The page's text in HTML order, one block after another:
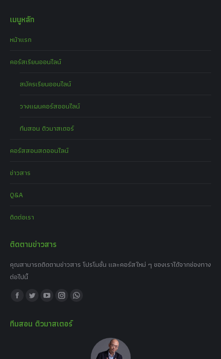
เมนูหลัก
หน้าแรก
คอร์สเรียนออนไลน์
สมัครเรียนออนไลน์
วางแผนคอร์สออนไลน์
ทีมสอน ติวมาสเตอร์
คอร์สสอนสดออนไลน์
ข่าวสาร
Q&A
ติดต่อเรา
ติดตามข่าวสาร
คุณสามารถติดตามข่าวสาร โปรโมชั่น และคอร์สใหม่ ๆ ของเราได้จากช่องทาง
ต่อไปนี้
Find us on:
Facebook
opens
Twitter
opens
YouTube
opens
Instagram
opens
Whatsapp
ทีมสอน ติวมาสเตอร์